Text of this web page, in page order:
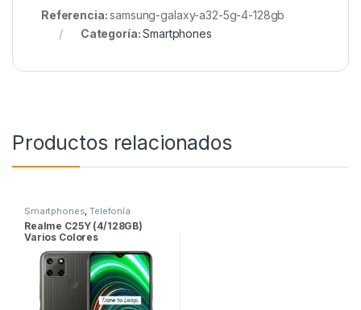
Referencia:samsung-galaxy-a32-5g-4-128gb
Categoría:Smartphones
Productos relacionados
Smartphones,Telefonía
Realme C25Y (4/128GB)
Varios Colores